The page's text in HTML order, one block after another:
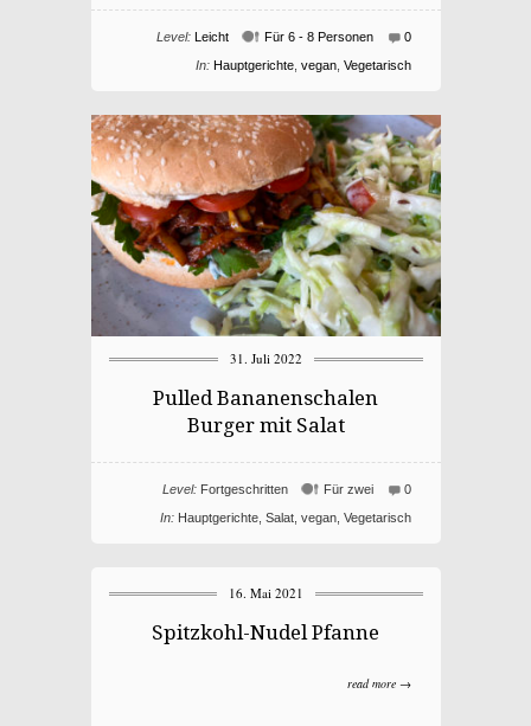
0
Für 6 - 8 Personen
Level: Leicht
In: Hauptgerichte, vegan, Vegetarisch
31. Juli 2022
Pulled Bananenschalen
Burger mit Salat
0
Für zwei
Level: Fortgeschritten
In: Hauptgerichte, Salat, vegan, Vegetarisch
16. Mai 2021
Spitzkohl-Nudel Pfanne
read more →